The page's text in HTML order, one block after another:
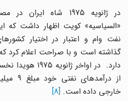
در ژانویه 1975 شاه ایران
«السیاسیه» کویت اظهار داشت که
نفت وام و اعتبار در اختیار
گذاشته است و با صراحت اعلام کرد که
دارد. در اواخر ژانویه
از
خارجی داده است.[8]